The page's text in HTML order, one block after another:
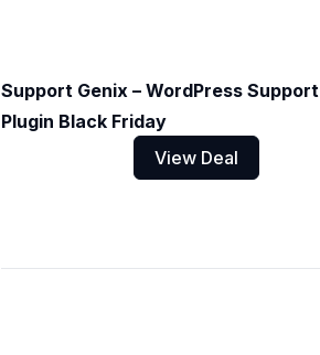
Support Genix – WordPress
Plugin Black Friday
View Deal